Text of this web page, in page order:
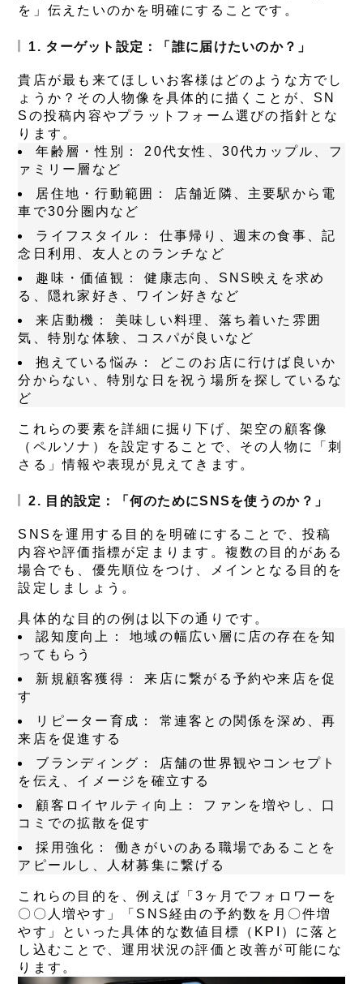
を」伝えたいのかを明確にすることです。
1. ターゲット設定：「誰に届けたいのか？」
貴店が最も来てほしいお客様はどのような方でし
ょうか？その人物像を具体的に描くことが、SN
Sの投稿内容やプラットフォーム選びの指針とな
ります。
年齢層・性別：
20代女性、30代カップル、フ
ァミリー層など
居住地・行動範囲：
店舗近隣、主要駅から電
車で30分圏内など
ライフスタイル：
仕事帰り、週末の食事、記
念日利用、友人とのランチなど
趣味・価値観：
健康志向、SNS映えを求め
る、隠れ家好き、ワイン好きなど
来店動機：
美味しい料理、落ち着いた雰囲
気、特別な体験、コスパが良いなど
抱えている悩み：
どこのお店に行けば良いか
分からない、特別な日を祝う場所を探しているな
ど
これらの要素を詳細に掘り下げ、架空の顧客像
（ペルソナ）を設定することで、その人物に「刺
さる」情報や表現が見えてきます。
2. 目的設定：「何のためにSNSを使うのか？」
SNSを運用する目的を明確にすることで、投稿
内容や評価指標が定まります。複数の目的がある
場合でも、優先順位をつけ、メインとなる目的を
設定しましょう。
具体的な目的の例は以下の通りです。
認知度向上：
地域の幅広い層に店の存在を知
ってもらう
新規顧客獲得：
来店に繋がる予約や来店を促
す
リピーター育成：
常連客との関係を深め、再
来店を促進する
ブランディング：
店舗の世界観やコンセプト
を伝え、イメージを確立する
顧客ロイヤルティ向上：
ファンを増やし、口
コミでの拡散を促す
採用強化：
働きがいのある職場であることを
アピールし、人材募集に繋げる
これらの目的を、例えば「3ヶ月でフォロワーを
〇〇人増やす」「SNS経由の予約数を月〇件増
やす」といった具体的な数値目標（KPI）に落と
し込むことで、運用状況の評価と改善が可能にな
ります。